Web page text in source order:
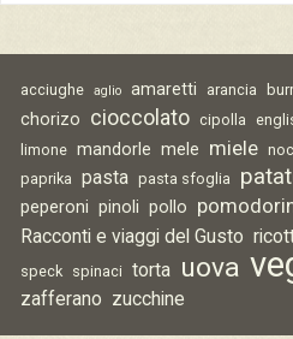
acciughe aglio amaretti arancia
chorizo
cioccolato cipolla
limone mandorle mele miele
paprika pasta pasta sfoglia
peperoni pinoli pollo
Racconti e viaggi del Gusto
speck spinaci torta uova
zafferano zucchine